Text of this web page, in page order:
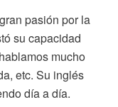
pasión por la
su capacidad
mucho
etc. Su inglés
día a día.